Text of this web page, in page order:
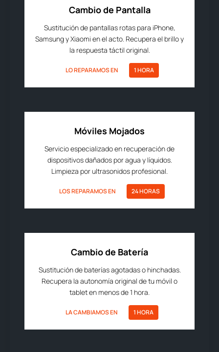
Cambio de Pantalla
Sustitución de pantallas rotas para iPhone,
Samsung y Xiaomi en el acto. Recupera el brillo y
la respuesta táctil original.
LO REPARAMOS EN 1 HORA
Móviles Mojados
Servicio especializado en recuperación de
dispositivos dañados por agua y líquidos.
Limpieza por ultrasonidos profesional.
LOS REPARAMOS EN 24 HORAS
Cambio de Batería
Sustitución de baterías agotadas o hinchadas.
Recupera la autonomía original de tu móvil o
tablet en menos de 1 hora.
LA CAMBIAMOS EN 1 HORA